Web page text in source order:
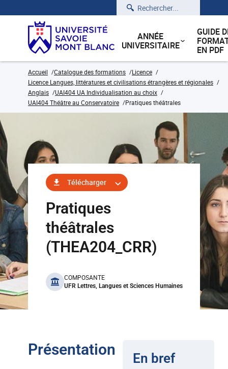
Rechercher
ANNÉE
UNIVERSITAIRE
GUIDE
EN PDF
Accueil Catalogue des formations
Licence
Licence Langues, littératures et civilisations étrangères et régionales
Anglais
UAI404 UA Individualisation au choix
UAI404 Théâtre au Conservatoire
Pratiques théâtrales
Télécharger
Pratiques
théâtrales
(THEA204_CRR)
benefits
COMPOSANTE
UFR Lettres, Langues et Sciences Humaines
Présentation En bref